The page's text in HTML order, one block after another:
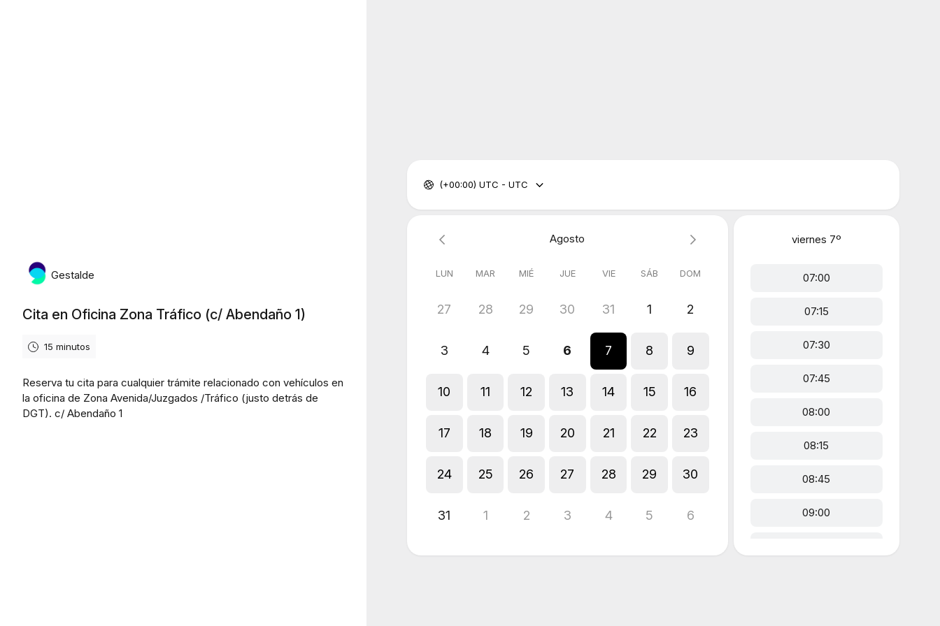
Gestalde
Cita en Oficina Zona Tráfico (c/ Abendaño 1)
15 minutos
Reserva tu cita para cualquier trámite relacionado con vehículos en
la oficina de Zona Avenida/Juzgados /Tráfico (justo detrás de
DGT). c/ Abendaño 1
(+00:00) UTC - UTC
Agosto
LUN MAR MIÉ JUE VIE SÁB DOM
27 28 29 30 31 1 2
3 4 5 6 7 8 9
10 11 12 13 14 15 16
17 18 19 20 21 22 23
24 25 26 27 28 29 30
31 1 2 3 4 5 6
viernes 7º
07:00
07:15
07:30
07:45
08:00
08:15
08:45
09:00